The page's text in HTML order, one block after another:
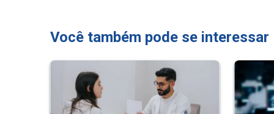
Você também pode se interessar